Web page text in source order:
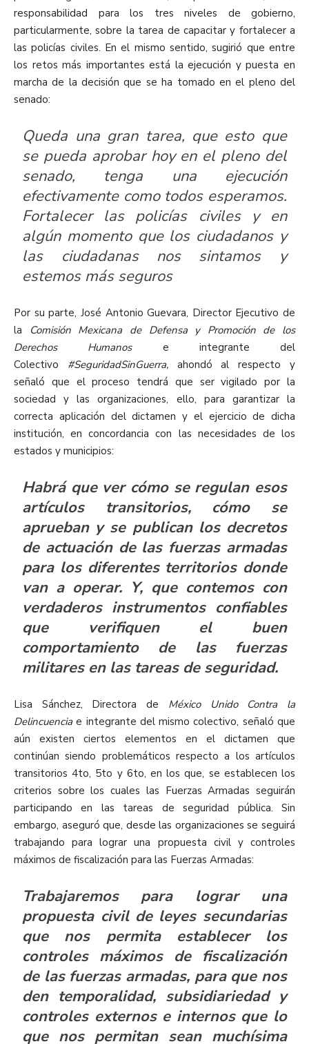
responsabilidad para los tres niveles de gobierno,
particularmente, sobre la tarea de capacitar y fortalecer a
las policías civiles. En el mismo sentido, sugirió que entre
los retos más importantes está la ejecución y puesta en
marcha de la decisión que se ha tomado en el pleno del
senado:
Queda una gran tarea, que esto que
se pueda aprobar hoy en el pleno del
senado, tenga una ejecución
efectivamente como todos esperamos.
Fortalecer las policías civiles y en
algún momento que los ciudadanos y
las ciudadanas nos sintamos y
estemos más seguros
Por su parte, José Antonio Guevara, Director Ejecutivo de
la
Comisión Mexicana de Defensa y Promoción de los
Derechos Humanose integrante del
Colectivo #SeguridadSinGuerra,ahondó al respecto y
señaló que el proceso tendrá que ser vigilado por la
sociedad y las organizaciones, ello, para garantizar la
correcta aplicación del dictamen y el ejercicio de dicha
institución, en concordancia con las necesidades de los
estados y municipios:
Habrá que ver cómo se regulan esos
artículos transitorios, cómo se
aprueban y se publican los decretos
de actuación de las fuerzas armadas
para los diferentes territorios donde
van a operar. Y, que contemos con
verdaderos instrumentos confiables
que verifiquen el buen
comportamiento de las fuerzas
militares en las tareas de seguridad.
Lisa Sánchez, Directora de México Unido Contra la
Delincuenciae integrante del mismo colectivo, señaló que
aún existen ciertos elementos en el dictamen que
continúan siendo problemáticos respecto a los artículos
transitorios 4to, 5to y 6to, en los que, se establecen los
criterios sobre los cuales las Fuerzas Armadas seguirán
participando en las tareas de seguridad pública. Sin
embargo, aseguró que, desde las organizaciones se seguirá
trabajando para lograr una propuesta civil y controles
máximos de fiscalización para las Fuerzas Armadas:
Trabajaremos para lograr una
propuesta civil de leyes secundarias
que nos permita establecer los
controles máximos de fiscalización
de las fuerzas armadas, para que nos
den temporalidad, subsidiariedad y
controles externos e internos que lo
que nos permitan sean muchísima